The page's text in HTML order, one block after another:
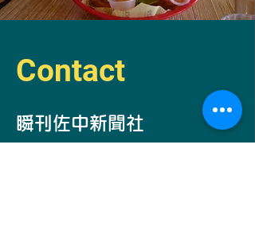
Contact
​瞬刊佐中新聞社